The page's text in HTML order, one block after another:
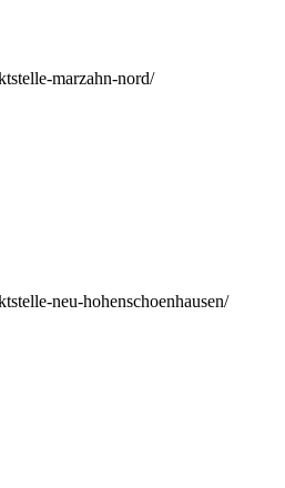
marzahn-nord/
neu-hohenschoenhausen/